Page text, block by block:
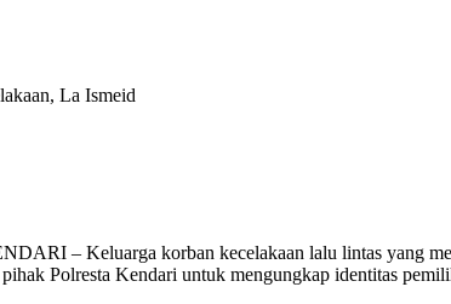
La Ismeid
– Keluarga korban kecelakaan lalu lintas yang
Polresta Kendari untuk mengungkap identitas